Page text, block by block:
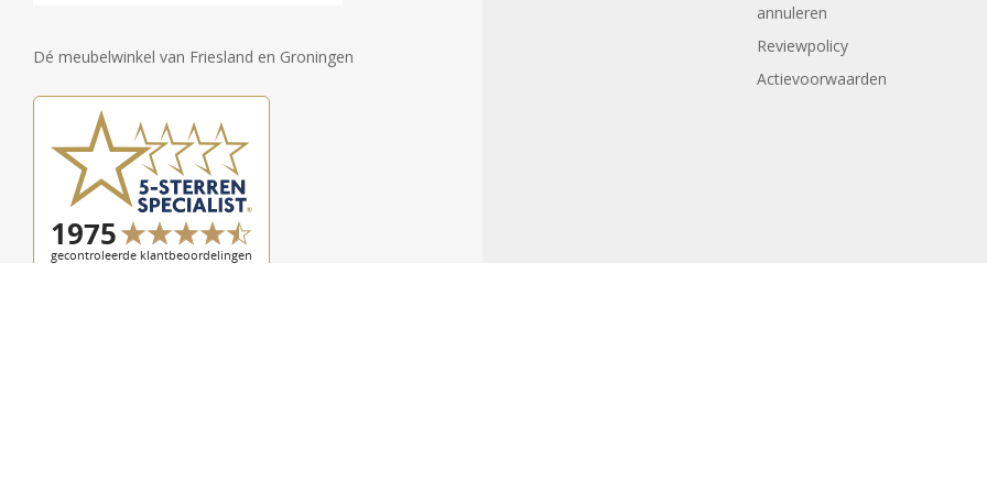
Dé meubelwinkel van Friesland en Groningen
annuleren
Reviewpolicy
Actievoorwaarden